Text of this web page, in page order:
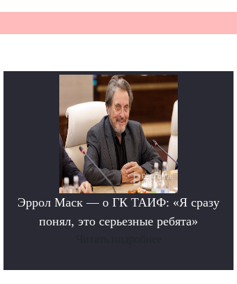
Эррол Маск — о ГК ТАИФ: «Я сразу
понял, это серьезные ребята»